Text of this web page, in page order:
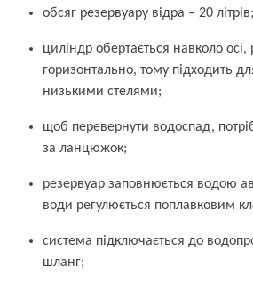
обсяг резервуару відра – 20 літрів;
циліндр обертається навколо
горизонтально, тому підходить
низькими стелями;
щоб перевернути водоспад,
за ланцюжок;
резервуар заповнюється водою
води регулюється поплавковим
система підключається до
шланг;